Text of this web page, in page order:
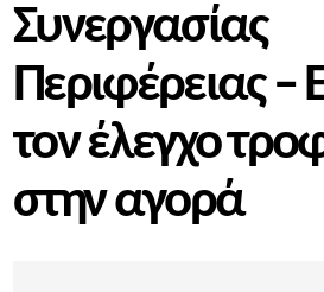
Συνεργασίας
Περιφέρειας –
τον έλεγχο
στην αγορά